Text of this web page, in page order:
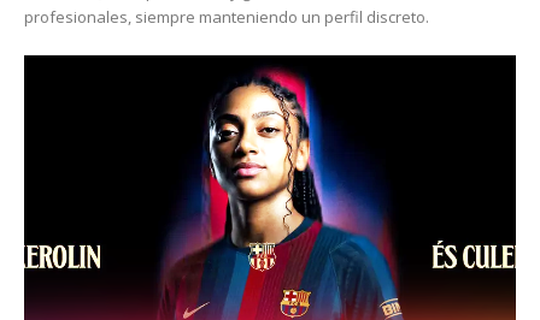
profesionales, siempre manteniendo un perfil discreto.